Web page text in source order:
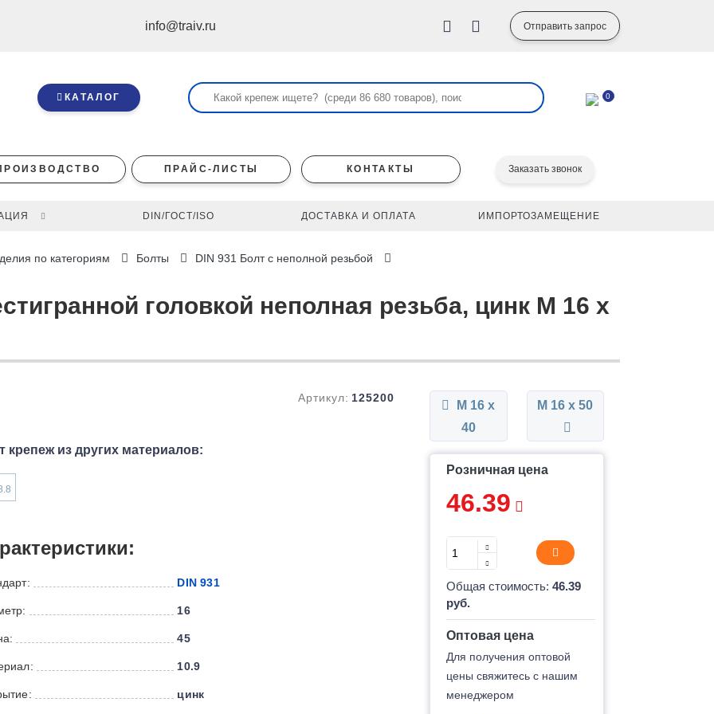
info@traiv.ru Отправить запрос
КАТАЛОГ 0
ПРАЙС-ЛИСТЫ КОНТАКТЫ Заказать звонок
DIN/ГОСТ/ISO ДОСТАВКА И ОПЛАТА ИМПОРТОЗАМЕЩЕНИЕ
по категориям Болты DIN 931 Болт с неполной резьбой
головкой неполная резьба, цинк M 16 x
Артикул: 125200
крепеж из других материалов:
DIN 931
16
45
10.9
цинк
М 16 x
40
М 16 x 50
Розничная цена
46.39
Общая стоимость: 46.39
руб.
Оптовая цена
Для получения оптовой
цены свяжитесь с нашим
менеджером